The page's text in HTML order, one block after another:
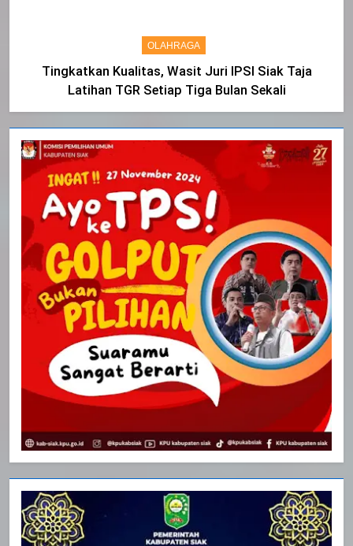
OLAHRAGA
Tingkatkan Kualitas, Wasit Juri IPSI Siak Taja
Latihan TGR Setiap Tiga Bulan Sekali